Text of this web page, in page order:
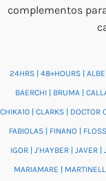
complementos
24HRS | 48+HOURS |
BAERCHI| BRUMA |
CHIKA10 | CLARKS | DOCTOR
FABIOLAS | FINANO |
IGOR | J'HAYBER | JAVER |
MARIAMARE |